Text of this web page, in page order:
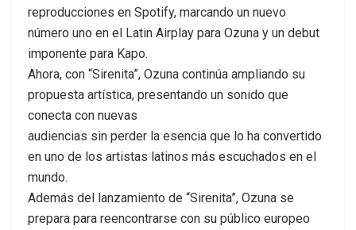
reproducciones en Spotify, marcando un nuevo
número uno en el Latin Airplay para Ozuna y un debut
imponente para Kapo.
Ahora, con “Sirenita”, Ozuna continúa ampliando su
propuesta artística, presentando un sonido que
conecta con nuevas
audiencias sin perder la esencia que lo ha convertido
en uno de los artistas latinos más escuchados en el
mundo.
Además del lanzamiento de “Sirenita”, Ozuna se
prepara para reencontrarse con su público europeo